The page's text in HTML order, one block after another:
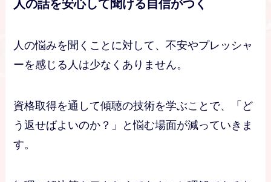
人の話を安心して聞ける自信がつく
人の悩みを聞くことに対して、不安やプレッシャ
ーを感じる人は少なくありません。
資格取得を通して傾聴の技術を学ぶことで、「ど
う返せばよいのか？」と悩む場面が減っていきま
す。